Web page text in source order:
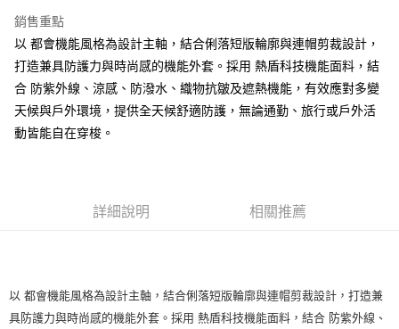
3.實際核准額度、可分期數及費用金額請依後續交易確認頁面所載為準。
4.訂單成立30分鐘內，如未前往確認交易或遇審核未通過，訂單將自動取
消。如遇「轉專審核」未通過狀況，表示未達大哥付你分期系統評分，恕無
法說明評估內容。
【繳款方式說明】
1.分期款項不併入電信帳單，「大哥付你分期」於每月結算日後寄送繳費提
2.透過簡訊連結打開帳單後，可選擇「超商條碼／台灣大直營門市／銀行轉
1.本服務係由「台灣大哥大股份有限公司」（以下簡稱本公司）所提供，讓
用戶於交易時，得透過本服務購買商品或服務，並由商店將買賣／分期付款
3.完整用戶服務條款，請詳閱以下連結：https://oppay.tw/userRule
宅配
銷售重點
以 都會機能風格為設計主軸，結合俐落短版輪廓與連帽剪裁設計，
打造兼具防護力與時尚感的機能外套。採用 熱盾科技機能面料，結
合 防紫外線、涼感、防潑水、織物抗皺及遮熱機能，有效應對多變
天候與戶外環境，提供全天候舒適防護，無論通勤、旅行或戶外活
動皆能自在穿梭。
詳細說明 相關推薦
以 都會機能風格為設計主軸，結合俐落短版輪廓與連帽剪裁設計，打造兼
具防護力與時尚感的機能外套。採用 熱盾科技機能面料，結合 防紫外線、